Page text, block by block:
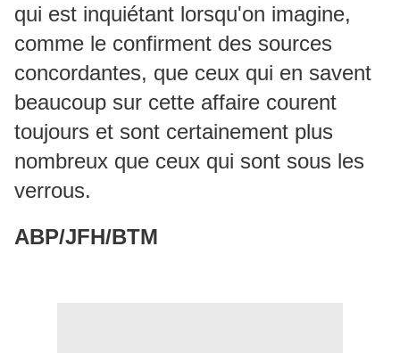
qui est inquiétant lorsqu'on imagine,
comme le confirment des sources
concordantes, que ceux qui en savent
beaucoup sur cette affaire courent
toujours et sont certainement plus
nombreux que ceux qui sont sous les
verrous.
ABP/JFH/BTM